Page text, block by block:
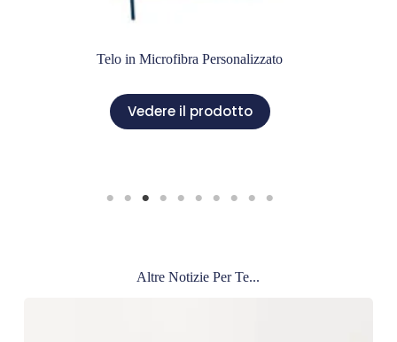
Telo in Microfibra Personalizzato
Vedere il prodotto
Altre Notizie Per Te...